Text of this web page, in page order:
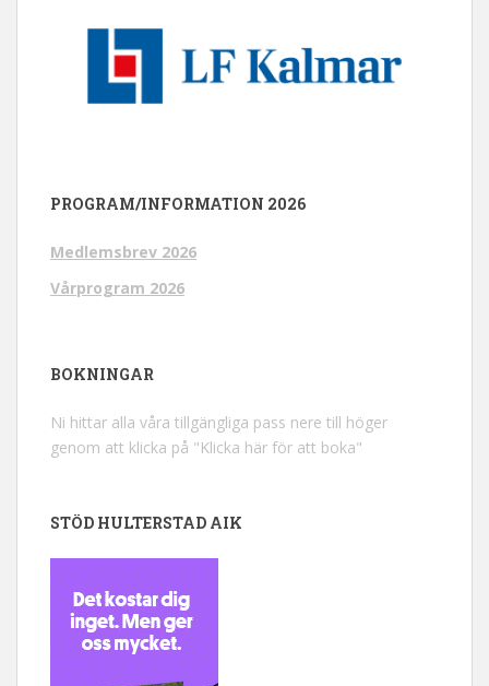
PROGRAM/INFORMATION 2026
Medlemsbrev 2026
Vårprogram 2026
BOKNINGAR
Ni hittar alla våra tillgängliga pass nere till höger
genom att klicka på "Klicka här för att boka"
STÖD HULTERSTAD AIK